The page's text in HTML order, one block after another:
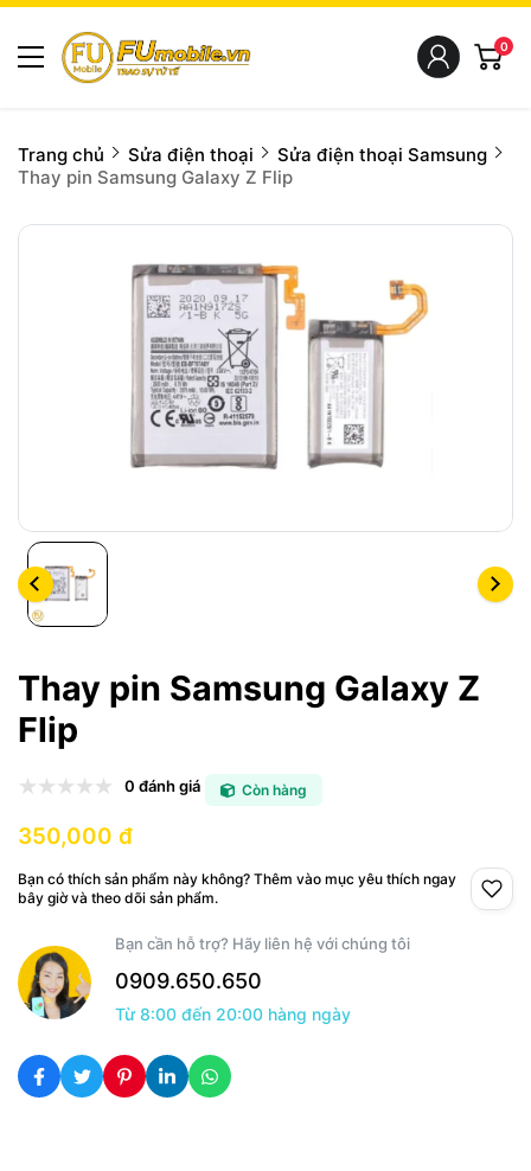
0
Trang chủ Sửa điện thoại
Sửa điện thoại Samsung
Thay pin Samsung Galaxy Z Flip
Thay pin Samsung Galaxy Z
Flip
0 đánh giá Còn hàng
350,000 đ
Bạn có thích sản phẩm này không? Thêm vào mục yêu thích ngay
bây giờ và theo dõi sản phẩm.
Bạn cần hỗ trợ? Hãy liên hệ với chúng tôi
0909.650.650
Từ 8:00 đến 20:00 hàng ngày